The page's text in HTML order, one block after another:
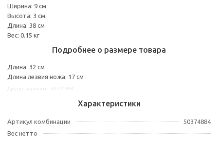
Ширина: 9 см
Высота: 3 см
Длина: 38 см
Вес: 0.15 кг
Подробнее о размере товара
Длина: 32 см
Длина лезвия ножа: 17 см
Характеристики
Артикул комбинации
50374884
Вес нетто